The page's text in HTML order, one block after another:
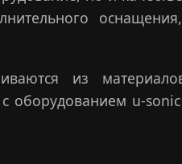
из
оборудованием u-